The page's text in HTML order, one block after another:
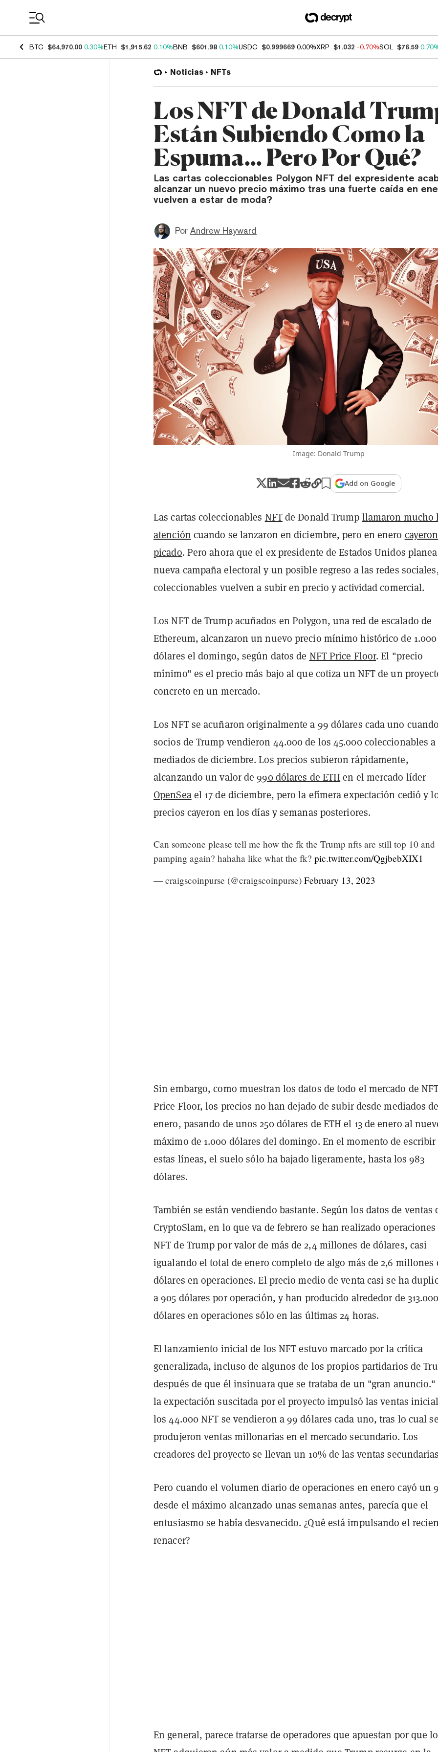
BTC $64,970.00 0.30%ETH $1,915.62 0.10%BNB $601.98 0.10%USDC $0.999669 0.00%XRP $1.032 -0.70%SOL $76.59
Noticias NFTs
Los NFT de Donald
Están Subiendo Como la
Espuma... Pero Por Qué?
Las cartas coleccionables Polygon NFT del expresidente
alcanzar un nuevo precio máximo tras una fuerte caída en
vuelven a estar de moda?
Por Andrew Hayward
Image: Donald Trump
Add on Google
Las cartas coleccionables NFTde Donald Trump llamaron mucho
atención cuando se lanzaron en diciembre, pero en enero
picado. Pero ahora que el ex presidente de Estados Unidos
nueva campaña electoral y un posible regreso a las redes
coleccionables vuelven a subir en precio y actividad comercial.
Los NFT de Trump acuñados en Polygon, una red de escalado de
Ethereum, alcanzaron un nuevo precio mínimo histórico de 1.000
dólares el domingo, según datos de NFT Price Floor. El "precio
mínimo" es el precio más bajo al que cotiza un NFT de un
concreto en un mercado.
Los NFT se acuñaron originalmente a 99 dólares cada uno
socios de Trump vendieron 44.000 de los 45.000 coleccionables a
mediados de diciembre. Los precios subieron rápidamente,
alcanzando un valor de990 dólares de ETHen el mercado líder
OpenSeael 17 de diciembre, pero la efímera expectación cedió y
precios cayeron en los días y semanas posteriores.
Can someone please tell me how the fk the Trump nfts are still top 10 and
pamping again? hahaha like what the fk? pic.twitter.com/QgjbebXIX1
— craigscoinpurse (@craigscoinpurse) February 13, 2023
Sin embargo, como muestran los datos de todo el mercado de
Price Floor, los precios no han dejado de subir desde mediados
enero, pasando de unos 250 dólares de ETH el 13 de enero al
máximo de 1.000 dólares del domingo. En el momento de escribir
estas líneas, el suelo sólo ha bajado ligeramente, hasta los 983
dólares.
También se están vendiendo bastante. Según los datos de ventas
CryptoSlam, en lo que va de febrero se han realizado operaciones
NFT de Trump por valor de más de 2,4 millones de dólares, casi
igualando el total de enero completo de algo más de 2,6 millones
dólares en operaciones. El precio medio de venta casi se ha
a 905 dólares por operación, y han producido alrededor de
dólares en operaciones sólo en las últimas 24 horas.
El lanzamiento inicial de los NFT estuvo marcado por la crítica
generalizada, incluso de algunos de los propios partidarios de
después de que él insinuara que se trataba de un "gran anuncio."
la expectación suscitada por el proyecto impulsó las ventas
los 44.000 NFT se vendieron a 99 dólares cada uno, tras lo cual
produjeron ventas millonarias en el mercado secundario. Los
creadores del proyecto se llevan un 10% de las ventas
Pero cuando el volumen diario de operaciones en enero cayó un
desde el máximo alcanzado unas semanas antes, parecía que el
entusiasmo se había desvanecido. ¿Qué está impulsando el
renacer?
En general, parece tratarse de operadores que apuestan por que